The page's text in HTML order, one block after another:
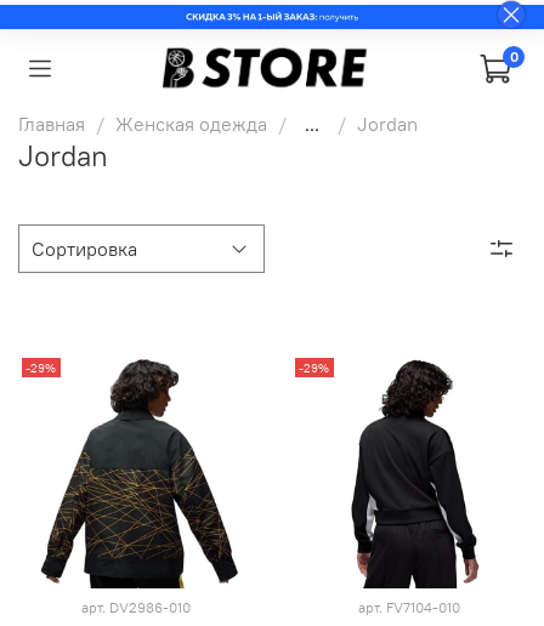
0
Главная Женская одежда ... Jordan
Jordan
-29%
арт. DV2986-010
-29%
арт. FV7104-010